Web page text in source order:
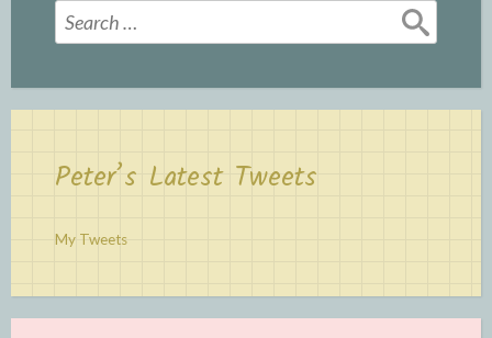
Search
for:
Peter’s Latest Tweets
My Tweets